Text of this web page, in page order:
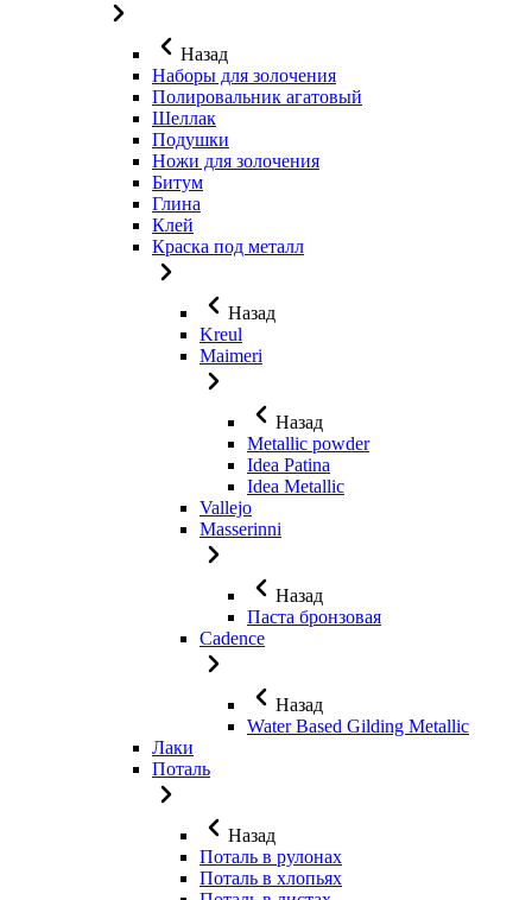
Назад
Наборы для золочения
Полировальник агатовый
Шеллак
Подушки
Ножи для золочения
Битум
Глина
Клей
Краска под металл
Назад
Kreul
Maimeri
Назад
Metallic powder
Idea Patina
Idea Metallic
Vallejo
Masserinni
Назад
Паста бронзовая
Cadence
Назад
Water Based Gilding Metallic
Лаки
Поталь
Назад
Поталь в рулонах
Поталь в хлопьях